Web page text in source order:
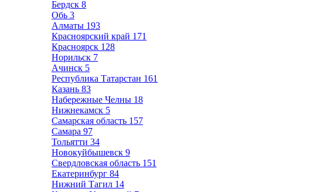
Бердск 8
Обь 3
Алматы 193
Красноярский край 171
Красноярск 128
Норильск 7
Ачинск 5
Республика Татарстан 161
Казань 83
Набережные Челны 18
Нижнекамск 5
Самарская область 157
Самара 97
Тольятти 34
Новокуйбышевск 9
Свердловская область 151
Екатеринбург 84
Нижний Тагил 14